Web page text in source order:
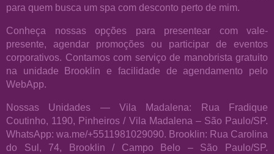
para quem busca um spa com desconto perto de mim.
Conheça nossas opções para presentear com vale-
presente, agendar promoções ou participar de eventos
corporativos. Contamos com serviço de manobrista gratuito
na unidade Brooklin e facilidade de agendamento pelo
WebApp.
Nossas Unidades — Vila Madalena: Rua Fradique
Coutinho, 1190, Pinheiros / Vila Madalena – São Paulo/SP.
WhatsApp: wa.me/+5511981029090. Brooklin: Rua Carolina
do Sul, 74, Brooklin / Campo Belo – São Paulo/SP.